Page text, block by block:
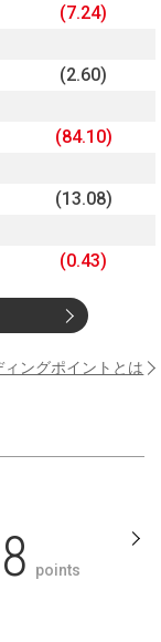
(7.24)
(2.60)
(84.10)
(13.08)
(0.43)
ングポイントとは
points